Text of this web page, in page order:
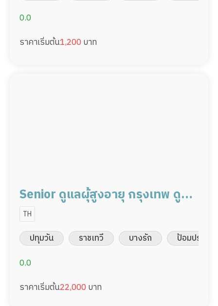
0.0
ราคาเริ่มต้น1,200 บาท
Senior ดูแลผุ้สูงอายุ กรุงเทพ ดูแล
ผู้ป่วย 22,000/เดือน มืออาชีพ
พร้อมดูแล
TH
ปทุมวัน ราชเทวี บางรัก
ป้อมปราบ
0.0
ราคาเริ่มต้น22,000 บาท